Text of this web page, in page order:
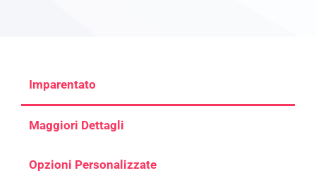
Imparentato
Maggiori Dettagli
Opzioni Personalizzate